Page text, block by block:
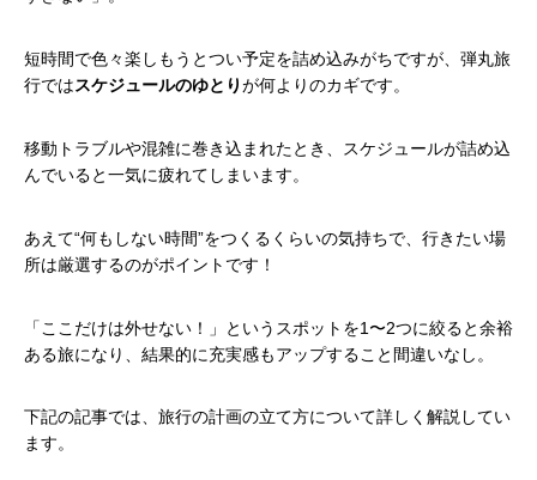
短時間で色々楽しもうとつい予定を詰め込みがちですが、弾丸旅
行ではスケジュールのゆとりが何よりのカギです。
移動トラブルや混雑に巻き込まれたとき、スケジュールが詰め込
んでいると一気に疲れてしまいます。
あえて“何もしない時間”をつくるくらいの気持ちで、行きたい場
所は厳選するのがポイントです！
「ここだけは外せない！」というスポットを1〜2つに絞ると余裕
ある旅になり、結果的に充実感もアップすること間違いなし。
下記の記事では、旅行の計画の立て方について詳しく解説してい
ます。